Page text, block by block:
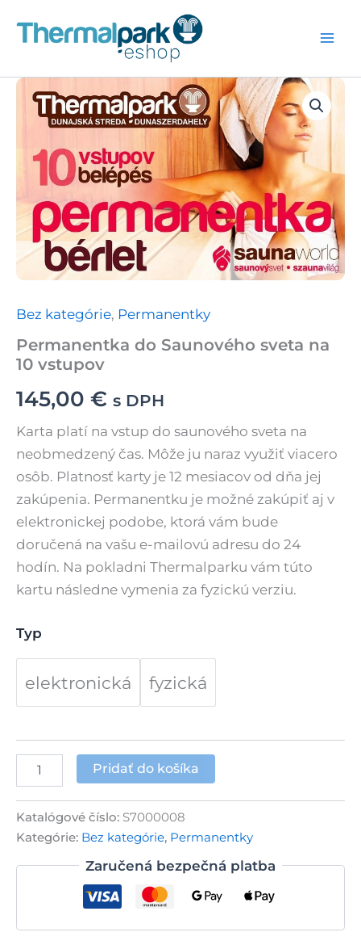
Bez kategórie, Permanentky
Permanentka do Saunového sveta na
10 vstupov
145,00 € s DPH
Karta platí na vstup do saunového sveta na
neobmedzený čas. Môže ju naraz využiť viacero
osôb. Platnosť karty je 12 mesiacov od dňa jej
zakúpenia. Permanentku je možné zakúpiť aj v
elektronickej podobe, ktorá vám bude
doručená na vašu e-mailovú adresu do 24
hodín. Na pokladni Thermalparku vám túto
kartu následne vymenia za fyzickú verziu.
Typ
elektronická fyzická
množstvo
Permanentka
Saunového
sveta
na
Pridať do košíka
Katalógové číslo: S7000008
Kategórie: Bez kategórie, Permanentky
Zaručená bezpečná platba